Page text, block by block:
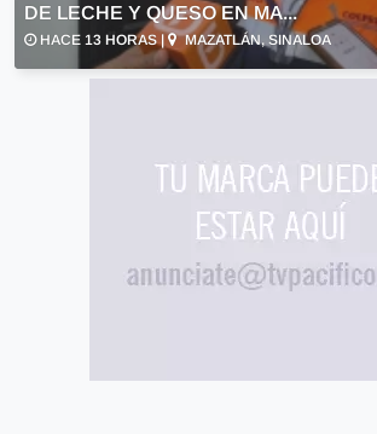
DE LECHE Y QUESO EN MA...
HACE 13 HORAS | MAZATLÁN, SINALOA